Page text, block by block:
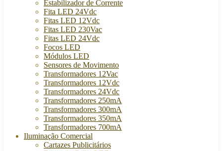
Estabilizador de Corrente
Fita LED 24Vdc
Fitas LED 12Vdc
Fitas LED 230Vac
Fitas LED 24Vdc
Focos LED
Módulos LED
Sensores de Movimento
Transformadores 12Vac
Transformadores 12Vdc
Transformadores 24Vdc
Transformadores 250mA
Transformadores 300mA
Transformadores 350mA
Transformadores 700mA
Iluminação Comercial
Cartazes Publicitários